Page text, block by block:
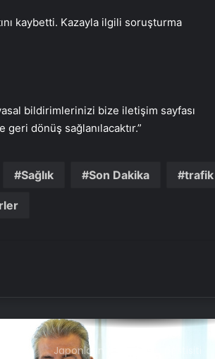
kaybetti. Kazayla ilgili soruşturma
bildirimlerinizi bize iletişim sayfası
dönüş sağlanılacaktır.”
Sağlık Son Dakika trafik
Hava Kuvvetleri’nden Samsun’dan
yardımcı oluyor
yüzünden çürüdü
Japonların meyvedeki pestisiti